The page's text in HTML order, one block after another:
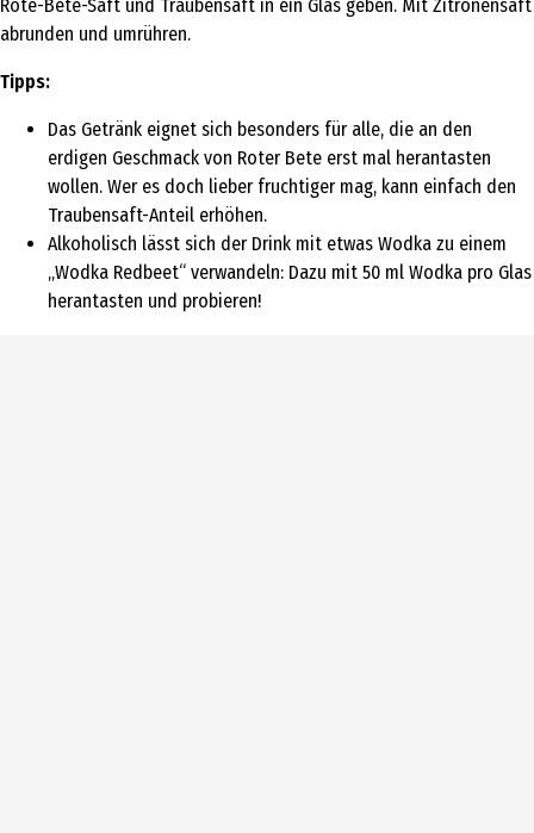
Rote-Bete-Saft und Traubensaft in ein Glas geben. Mit Zitronensaft
abrunden und umrühren.
Tipps:
Das Getränk eignet sich besonders für alle, die an den
erdigen Geschmack von Roter Bete erst mal herantasten
wollen. Wer es doch lieber fruchtiger mag, kann einfach den
Traubensaft-Anteil erhöhen.
Alkoholisch lässt sich der Drink mit etwas Wodka zu einem
„Wodka Redbeet“ verwandeln: Dazu mit 50 ml Wodka pro Glas
herantasten und probieren!